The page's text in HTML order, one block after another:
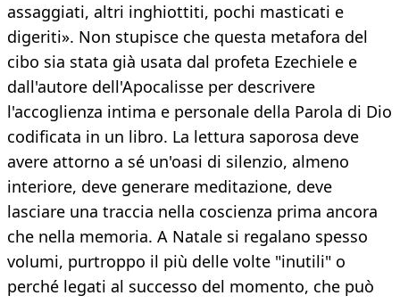
assaggiati, altri inghiottiti, pochi masticati e
digeriti». Non stupisce che questa metafora del
cibo sia stata già usata dal profeta Ezechiele e
dall'autore dell'Apocalisse per descrivere
l'accoglienza intima e personale della Parola di Dio
codificata in un libro. La lettura saporosa deve
avere attorno a sé un'oasi di silenzio, almeno
interiore, deve generare meditazione, deve
lasciare una traccia nella coscienza prima ancora
che nella memoria. A Natale si regalano spesso
volumi, purtroppo il più delle volte "inutili" o
perché legati al successo del momento, che può